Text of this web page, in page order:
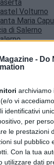
- Do
archiviamo
o vi
identificativi
per
le prestazioni
sul pubblico
Con la tua
utilizzare dati
Volturno
Maria
di Salerno
Fuochi, il
Room